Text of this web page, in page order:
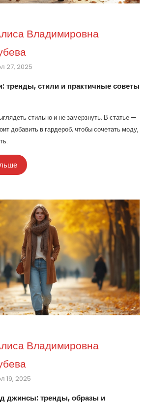
Владимировна
27, 2025
тренды, стили и практичные советы
стильно и не замерзнуть. В статье —
добавить в гардероб, чтобы сочетать моду,
Владимировна
19, 2025
джинсы: тренды, образы и